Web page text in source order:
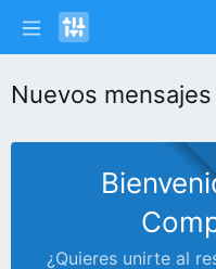
Nuevos mensajes
¿Quieres unirte al